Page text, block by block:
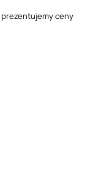
prezentujemy ceny